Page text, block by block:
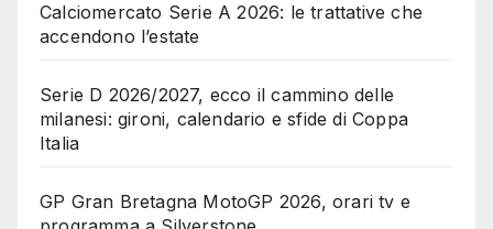
Calciomercato Serie A 2026: le trattative che
accendono l’estate
Serie D 2026/2027, ecco il cammino delle
milanesi: gironi, calendario e sfide di Coppa
Italia
GP Gran Bretagna MotoGP 2026, orari tv e